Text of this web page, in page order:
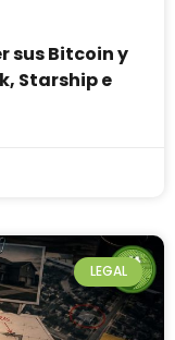
sus Bitcoin y
Starship e
LEGAL